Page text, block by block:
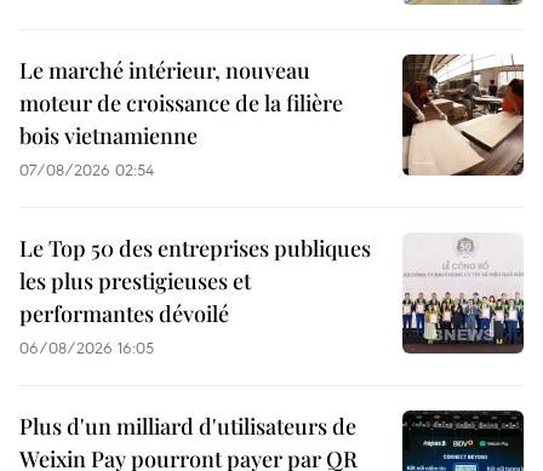
Le marché intérieur, nouveau
moteur de croissance de la filière
bois vietnamienne
07/08/2026 02:54
Le Top 50 des entreprises publiques
les plus prestigieuses et
performantes dévoilé
06/08/2026 16:05
Plus d'un milliard d'utilisateurs de
Weixin Pay pourront payer par QR